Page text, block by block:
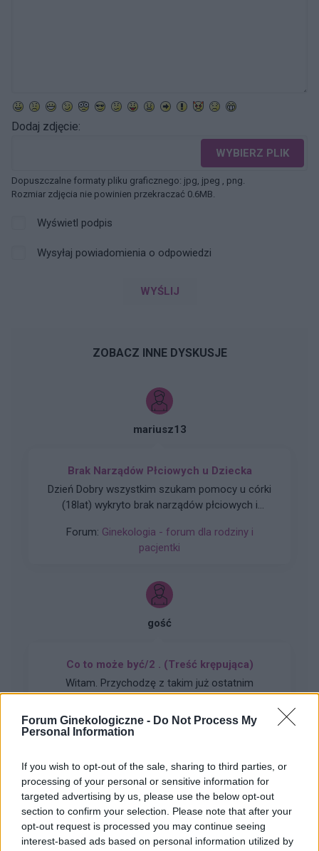
Forum Ginekologiczne - Do Not Process My
Personal Information
If you wish to opt-out of the sale, sharing to third parties, or
processing of your personal or sensitive information for
targeted advertising by us, please use the below opt-out
section to confirm your selection. Please note that after your
opt-out request is processed you may continue seeing
interest-based ads based on personal information utilized by
Dodaj zdjęcie:
WYBIERZ PLIK
Dopuszczalne formaty pliku graficznego: jpg, jpeg , png.
Rozmiar zdjęcia nie powinien przekraczać 0.6MB.
Wyświetl podpis
Wysyłaj powiadomienia o odpowiedzi
WYŚLIJ
ZOBACZ INNE DYSKUSJE
mariusz13
Brak Narządów Płciowych u Dziecka
Dzień Dobry wszystkim szukam pomocy u córki
(18lat) wykryto brak narządów płciowych i
plastyka namiary godnego polecenia nie za
miliony Dziękuję
Forum: Ginekologia - forum dla rodziny i
pacjentki
gość
Co to może być/2 . (Treść krępująca)
Witam. Przychodzę z takim już ostatnim
bardziej w trakcie załatwiania się , bardzo silny
ból (ostry , kłujący , bardziej w środku odbytu).
może być ?? . Liczę na pozytywne komentarze ,
z góry dzięki. Czasami mogę nie odpisywać ,
wiec podam maila gabbka09@gmail.com
Forum: Dla nastolatek
tosiapolak
Wypadanie włosów po odstawieniu